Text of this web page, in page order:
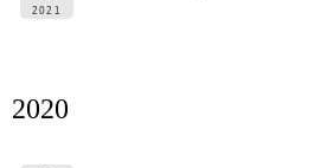
2021
2020